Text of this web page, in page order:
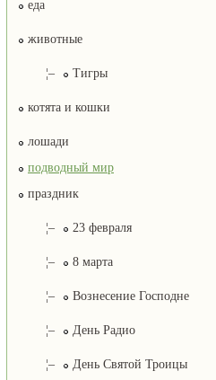
еда
животные
¦– Тигры
котята и кошки
лошади
подводный мир
праздник
¦– 23 февраля
¦– 8 марта
¦– Вознесение Господне
¦– День Радио
¦– День Святой Троицы